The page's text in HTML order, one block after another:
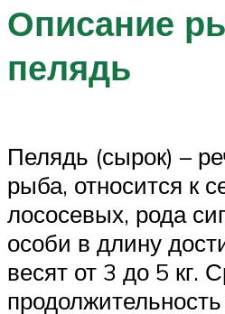
Описание
пелядь
Пелядь (сырок) –
рыба, относится к
лососевых, рода
особи в длину
весят от 3 до 5 кг.